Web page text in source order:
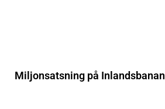
Miljonsatsning på Inlandsbanan